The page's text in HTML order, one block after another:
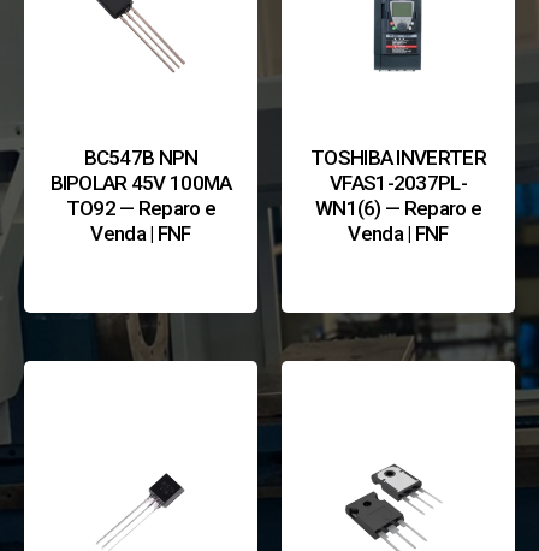
BC547B NPN
BIPOLAR 45V 100MA
TO92 — Reparo e
Venda | FNF
TOSHIBA INVERTER
VFAS1-2037PL-
WN1(6) — Reparo e
Venda | FNF